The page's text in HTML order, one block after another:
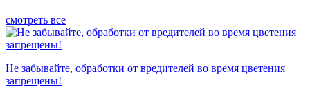
смотреть все
Не забывайте, обработки от вредителей во время цветения
запрещены!